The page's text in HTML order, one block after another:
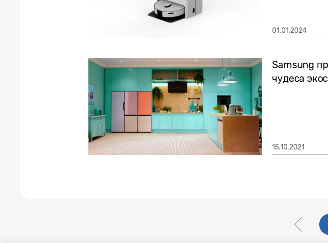
01.01.2024
Samsung
чудеса
15.10.2021